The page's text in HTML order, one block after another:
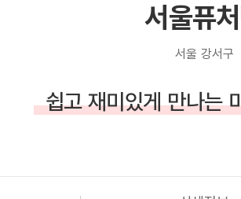
서울퓨
서울 강서구
쉽고 재미있게 만나는